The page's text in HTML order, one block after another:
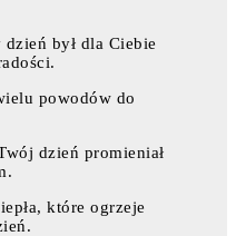
był dla Ciebie
powodów do
dzień promieniał
które ogrzeje